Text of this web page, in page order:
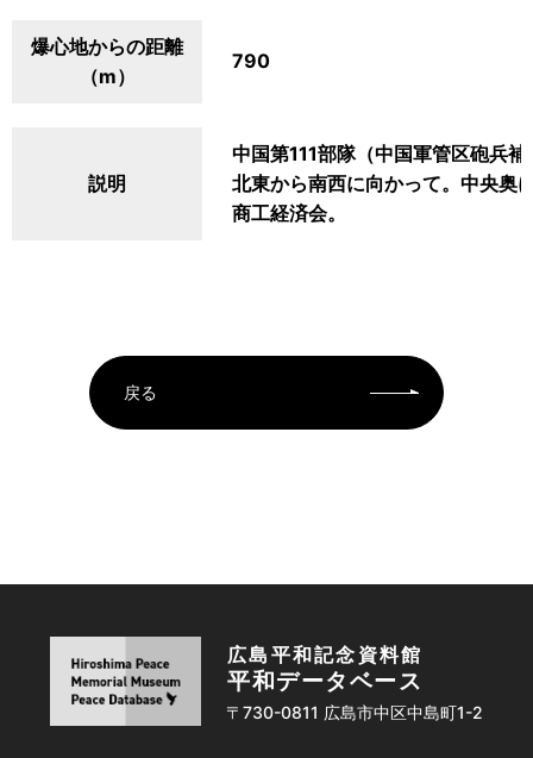
爆心地からの距離
（m）
790
説明
中国第111部隊（中国軍管区砲兵
北東から南西に向かって。中央奥
商工経済会。
戻る
広島平和記念資料館
平和データベース
〒730-0811 広島市中区中島町1-2